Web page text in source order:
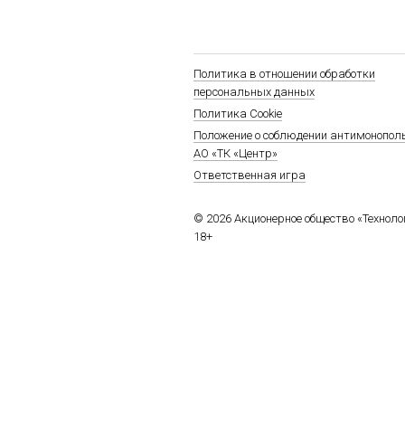
Политика в отношении обработки
персональных данных
Политика Cookie
Положение о соблюдении
АО «ТК «Центр»
Ответственная игра
© 2026 Акционерное общество
18+